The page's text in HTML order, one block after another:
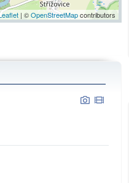
| ©OpenStreetMapcontributors